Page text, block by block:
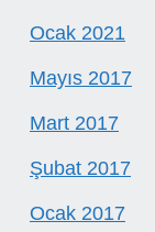
Ocak 2021
Mayıs 2017
Mart 2017
Şubat 2017
Ocak 2017